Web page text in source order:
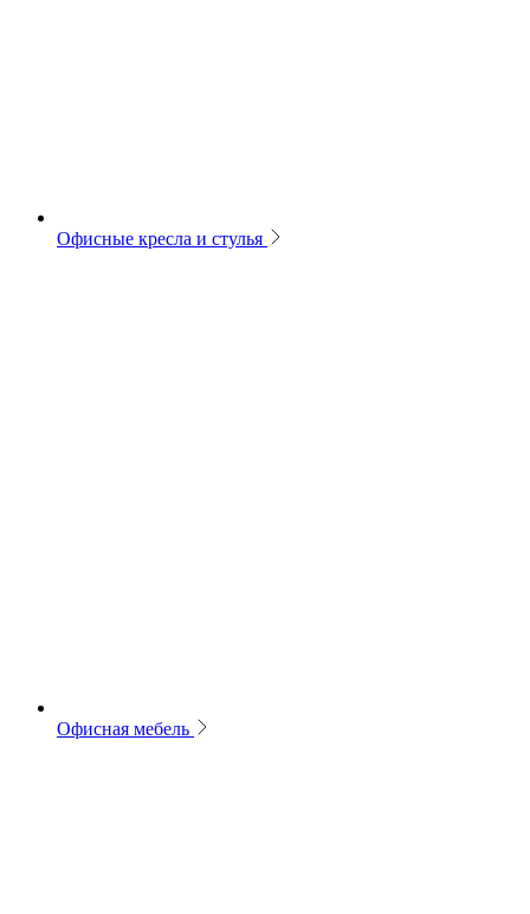
Офисные кресла и стулья
Офисная мебель